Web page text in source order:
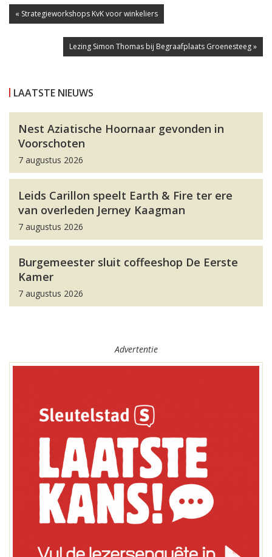
« Strategieworkshops KvK voor winkeliers
Lezing Simon Thomas bij Begraafplaats Groenesteeg »
LAATSTE NIEUWS
Nest Aziatische Hoornaar gevonden in
Voorschoten
7 augustus 2026
Leids Carillon speelt Earth & Fire ter ere
van overleden Jerney Kaagman
7 augustus 2026
Burgemeester sluit coffeeshop De Eerste
Kamer
7 augustus 2026
Advertentie